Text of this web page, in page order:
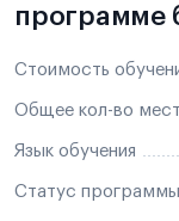
программе
Стоимость
Общее кол-во мест
Язык обучения
Статус программы